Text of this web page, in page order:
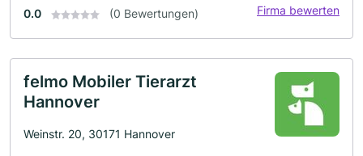
0.0 (0 Bewertungen) Firma bewerten
felmo Mobiler Tierarzt
Hannover
Weinstr. 20, 30171 Hannover